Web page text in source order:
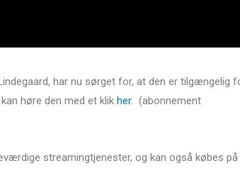
har nu sørget for, at den er tilgængelig
høre den med et klik her. (abonnement
streamingtjenester, og kan også købes på